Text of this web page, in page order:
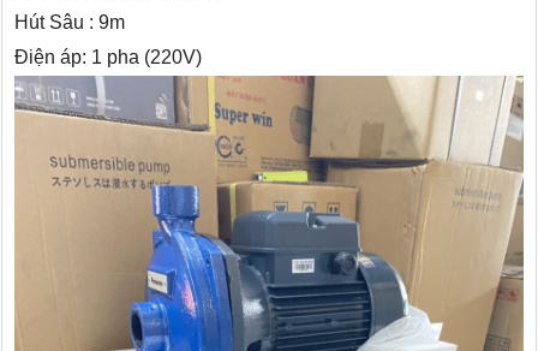
Hút Sâu : 9m
Điện áp: 1 pha (220V)